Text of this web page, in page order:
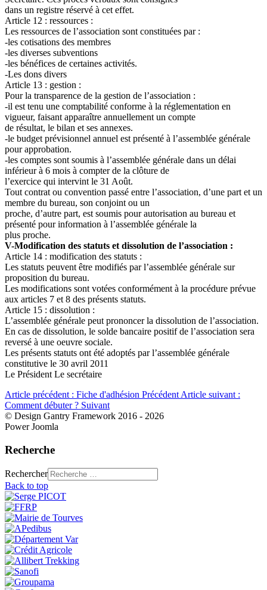
dans un registre réservé à cet effet.
Article 12 : ressources :
Les ressources de l’association sont constituées par :
-les cotisations des membres
-les diverses subventions
-les bénéfices de certaines activités.
-Les dons divers
Article 13 : gestion :
Pour la transparence de la gestion de l’association :
-il est tenu une comptabilité conforme à la réglementation en
vigueur, faisant apparaître annuellement un compte
de résultat, le bilan et ses annexes.
-le budget prévisionnel annuel est présenté à l’assemblée générale
pour approbation.
-les comptes sont soumis à l’assemblée générale dans un délai
inférieur à 6 mois à compter de la clôture de
l’exercice qui intervint le 31 Août.
Tout contrat ou convention passé entre l’association, d’une part et un
membre du bureau, son conjoint ou un
proche, d’autre part, est soumis pour autorisation au bureau et
présenté pour information à l’assemblée générale la
plus proche.
V-Modification des statuts et dissolution de l’association :
Article 14 : modification des statuts :
Les statuts peuvent être modifiés par l’assemblée générale sur
proposition du bureau.
Les modifications sont votées conformément à la procédure prévue
aux articles 7 et 8 des présents statuts.
Article 15 : dissolution :
L’assemblée générale peut prononcer la dissolution de l’association.
En cas de dissolution, le solde bancaire positif de l’association sera
reversé à une oeuvre sociale.
Les présents statuts ont été adoptés par l’assemblée générale
constitutive le 30 avril 2011
Le Président Le secrétaire
Article précédent : Fiche d'adhésion Précédent Article suivant :
Comment débuter ? Suivant
© Design Gantry Framework 2016 - 2026
Power Joomla
Recherche
Rechercher
Back to top